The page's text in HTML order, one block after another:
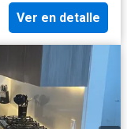
Ver en detalle